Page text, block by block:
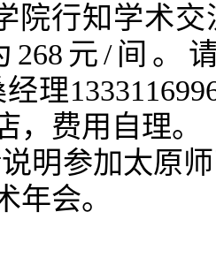
院行知学术
268元/间。
经理
，费用自理。
明参加太原
年会。